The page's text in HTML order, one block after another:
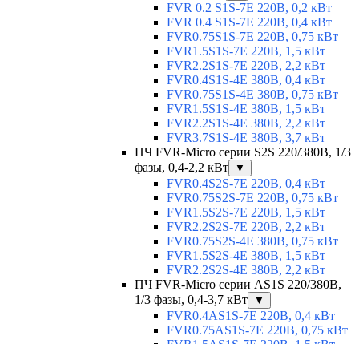
FVR 0.2 S1S-7E 220В, 0,2 кВт
FVR 0.4 S1S-7E 220В, 0,4 кВт
FVR0.75S1S-7E 220В, 0,75 кВт
FVR1.5S1S-7E 220В, 1,5 кВт
FVR2.2S1S-7E 220В, 2,2 кВт
FVR0.4S1S-4E 380В, 0,4 кВт
FVR0.75S1S-4E 380В, 0,75 кВт
FVR1.5S1S-4E 380В, 1,5 кВт
FVR2.2S1S-4E 380В, 2,2 кВт
FVR3.7S1S-4E 380В, 3,7 кВт
ПЧ FVR-Micro серии S2S 220/380В, 1/3
фазы, 0,4-2,2 кВт
▼
FVR0.4S2S-7E 220В, 0,4 кВт
FVR0.75S2S-7E 220В, 0,75 кВт
FVR1.5S2S-7E 220В, 1,5 кВт
FVR2.2S2S-7E 220В, 2,2 кВт
FVR0.75S2S-4E 380В, 0,75 кВт
FVR1.5S2S-4E 380В, 1,5 кВт
FVR2.2S2S-4E 380В, 2,2 кВт
ПЧ FVR-Micro серии AS1S 220/380В,
1/3 фазы, 0,4-3,7 кВт
▼
FVR0.4AS1S-7E 220В, 0,4 кВт
FVR0.75AS1S-7E 220В, 0,75 кВт